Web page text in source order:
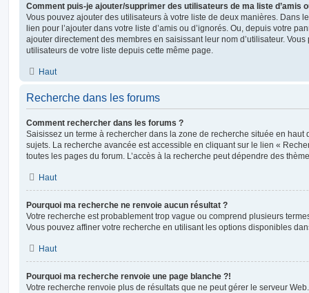
Comment puis-je ajouter/supprimer des utilisateurs de ma liste d’amis
Vous pouvez ajouter des utilisateurs à votre liste de deux manières. Dans
lien pour l’ajouter dans votre liste d’amis ou d’ignorés. Ou, depuis votre
ajouter directement des membres en saisissant leur nom d’utilisateur.
utilisateurs de votre liste depuis cette même page.
Haut
Recherche dans les forums
Comment rechercher dans les forums ?
Saisissez un terme à rechercher dans la zone de recherche située en haut
sujets. La recherche avancée est accessible en cliquant sur le lien «
toutes les pages du forum. L’accès à la recherche peut dépendre des
Haut
Pourquoi ma recherche ne renvoie aucun résultat ?
Votre recherche est probablement trop vague ou comprend plusieurs
Vous pouvez affiner votre recherche en utilisant les options disponibles
Haut
Pourquoi ma recherche renvoie une page blanche ?!
Votre recherche renvoie plus de résultats que ne peut gérer le serveur